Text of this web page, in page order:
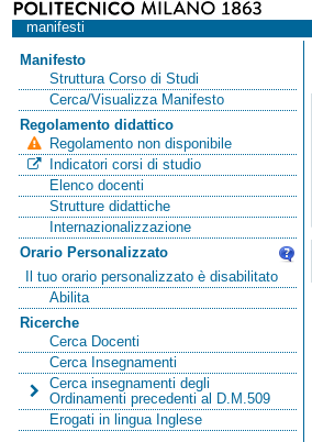
manifesti
Manifesto
Struttura Corso di Studi
Cerca/Visualizza Manifesto
Regolamento didattico
Regolamento non disponibile
Indicatori corsi di studio
Elenco docenti
Strutture didattiche
Internazionalizzazione
Orario Personalizzato
Il tuo orario personalizzato è disabilitato
Abilita
Ricerche
Cerca Docenti
Cerca Insegnamenti
Cerca insegnamenti degli
Ordinamenti precedenti al D.M.509
Erogati in lingua Inglese